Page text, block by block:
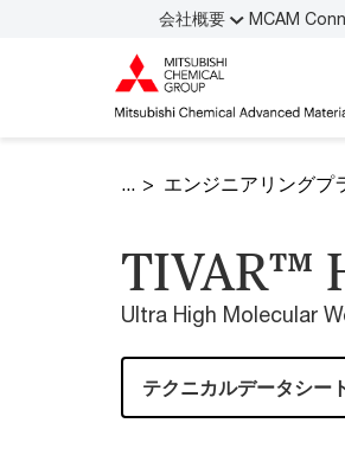
会社概要 MCAM
TIVAR™
Ultra High Molecular
テクニカルデータシー